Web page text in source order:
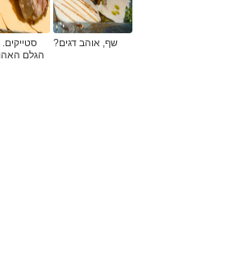
שף, אוהב דגים?
הגלם